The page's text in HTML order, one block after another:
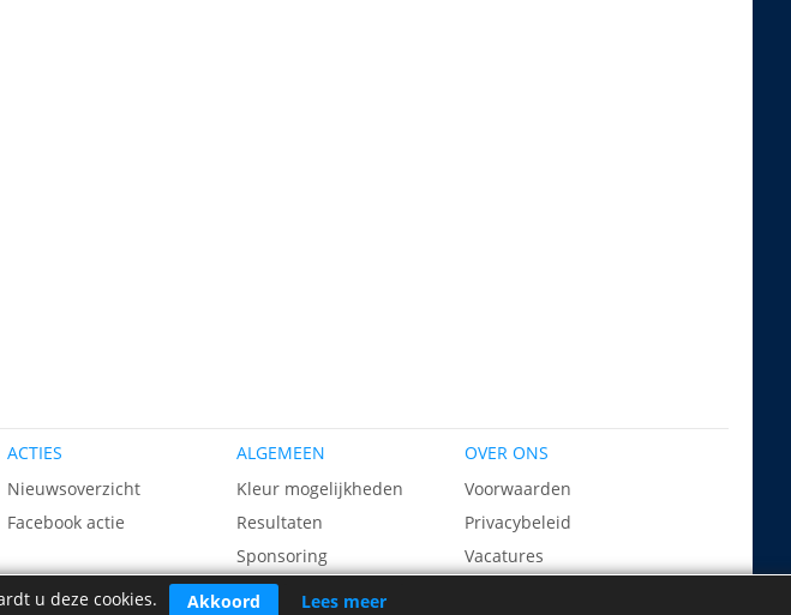
u deze cookies. Akkoord Lees meer
ACTIES
Nieuwsoverzicht
Facebook actie
ALGEMEEN
Kleur mogelijkheden
Resultaten
Sponsoring
Linkpartners
OVER ONS
Voorwaarden
Privacybeleid
Vacatures